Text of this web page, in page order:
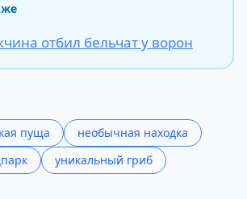
отбил бельчат у ворон
пуща
необычная находка
уникальный гриб